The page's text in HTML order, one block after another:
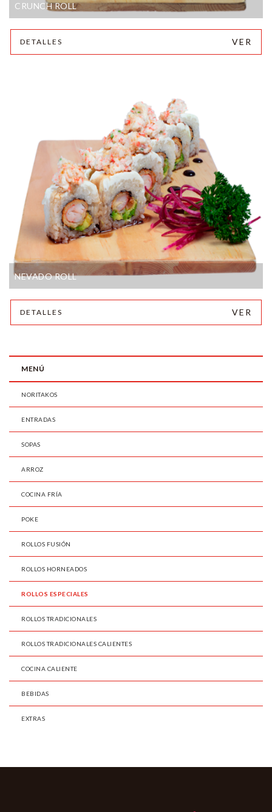
CRUNCH ROLL
DETALLES VER
NEVADO ROLL
DETALLES VER
MENÚ
NORITAKOS
ENTRADAS
SOPAS
ARROZ
COCINA FRÍA
POKE
ROLLOS FUSIÓN
ROLLOS HORNEADOS
ROLLOS ESPECIALES
ROLLOS TRADICIONALES
ROLLOS TRADICIONALES CALIENTES
COCINA CALIENTE
BEBIDAS
EXTRAS